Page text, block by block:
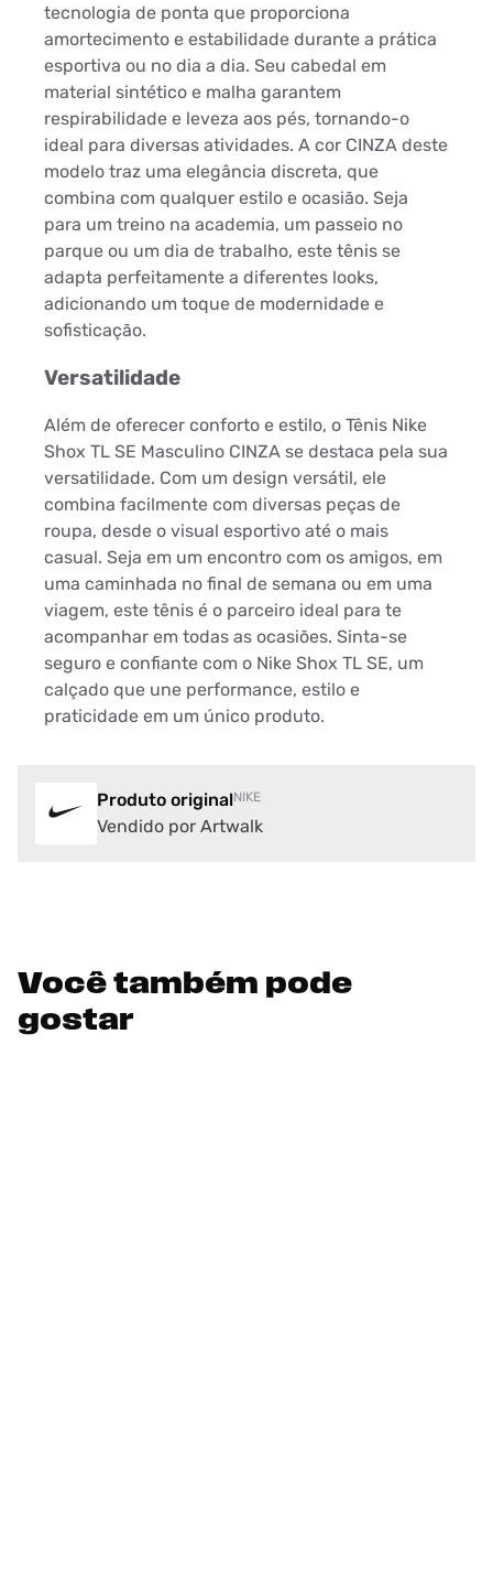
tecnologia de ponta que proporciona
amortecimento e estabilidade durante a prática
esportiva ou no dia a dia. Seu cabedal em
material sintético e malha garantem
respirabilidade e leveza aos pés, tornando-o
ideal para diversas atividades. A cor CINZA deste
modelo traz uma elegância discreta, que
combina com qualquer estilo e ocasião. Seja
para um treino na academia, um passeio no
parque ou um dia de trabalho, este tênis se
adapta perfeitamente a diferentes looks,
adicionando um toque de modernidade e
sofisticação.
Versatilidade
Além de oferecer conforto e estilo, o Tênis Nike
Shox TL SE Masculino CINZA se destaca pela sua
versatilidade. Com um design versátil, ele
combina facilmente com diversas peças de
roupa, desde o visual esportivo até o mais
casual. Seja em um encontro com os amigos, em
uma caminhada no final de semana ou em uma
viagem, este tênis é o parceiro ideal para te
acompanhar em todas as ocasiões. Sinta-se
seguro e confiante com o Nike Shox TL SE, um
calçado que une performance, estilo e
praticidade em um único produto.
Produto originalNIKE
Vendido por Artwalk
Você também pode
gostar